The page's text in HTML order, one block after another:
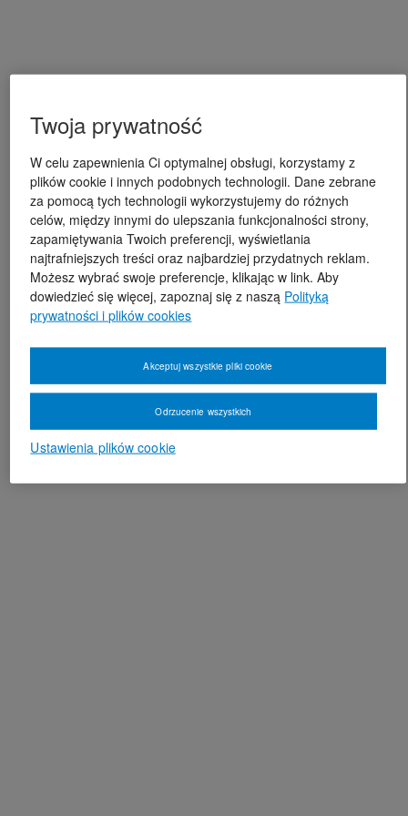
Twoja prywatność
W celu zapewnienia Ci optymalnej obsługi, korzystamy z
plików cookie i innych podobnych technologii. Dane zebrane
za pomocą tych technologii wykorzystujemy do różnych
celów, między innymi do ulepszania funkcjonalności strony,
zapamiętywania Twoich preferencji, wyświetlania
najtrafniejszych treści oraz najbardziej przydatnych reklam.
Możesz wybrać swoje preferencje, klikając w link. Aby
dowiedzieć się więcej, zapoznaj się z naszą Polityką
prywatności i plików cookies
Ustawienia plików cookie
Odrzucenie wszystkich
Akceptuj wszystkie pliki cookie